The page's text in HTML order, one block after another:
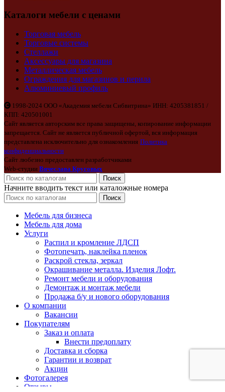
Каталоги мебели с ценами
Торговая мебель
Торговые системы
Стеллажи
Аксессуары для магазина
Металлическая мебель
Ограждения для магазинов и перила
Алюминиевый профиль
1998-2024 ООО «Академия мебели Сибвитрина» ИНН: 4205381851 /
КПП: 420501001
Сайт является авторским все права защищены, копирование информации
запрещается. Сайт не является публичной офертой, вся информация
представлена исключительно для ознакомления Политика
конфиденциальности
Сайт любезно предоставлен разработчиками
Web-студии Вячеслава Круговых
Поиск
Начните вводить текст или каталожные номера
Поиск
Мебель для бизнеса
Мебель для дома
Услуги
Распил и кромление ЛДСП
Фотопечать, наклейка пленок
Раскрой стекла, зеркал
Окрашивание металла. Изделия Лофт.
Ремонт мебели и оборудования
Демонтаж и монтаж мебели
Продажа б/у и нового оборудования
О компании
Вакансии
Покупателям
Заказ и оплата
Внести предоплату
Доставка и сборка
Гарантии и возврат
Акции
Фотогалерея
Отзывы